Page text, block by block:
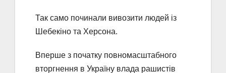
Так само починали вивозити людей із
Шебекіно та Херсона.
Вперше з початку повномасштабного
вторгнення в Україну влада рашистів